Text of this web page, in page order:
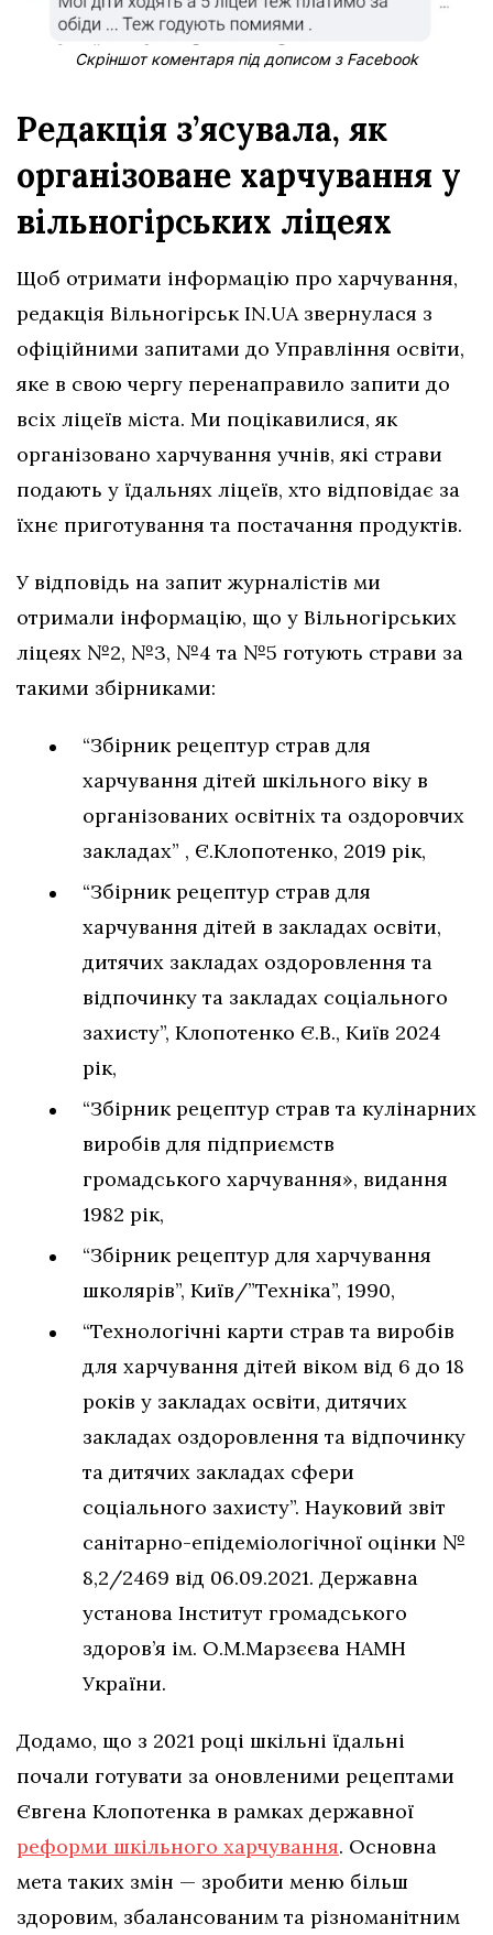
Скріншот коментаря під дописом з Facebook
Редакція з’ясувала, як
організоване харчування у
вільногірських ліцеях
Щоб отримати інформацію про харчування,
редакція Вільногірськ IN.UA звернулася з
офіційними запитами до Управління освіти,
яке в свою чергу перенаправило запити до
всіх ліцеїв міста. Ми поцікавилися, як
організовано харчування учнів, які страви
подають у їдальнях ліцеїв, хто відповідає за
їхнє приготування та постачання продуктів.
У відповідь на запит журналістів ми
отримали інформацію, що у Вільногірських
ліцеях №2, №3, №4 та №5 готують страви за
такими збірниками:
“Збірник рецептур страв для
харчування дітей шкільного віку в
організованих освітніх та оздоровчих
закладах” , Є.Клопотенко, 2019 рік,
“Збірник рецептур страв для
харчування дітей в закладах освіти,
дитячих закладах оздоровлення та
відпочинку та закладах соціального
захисту”, Клопотенко Є.В., Київ 2024
рік,
“Збірник рецептур страв та кулінарних
виробів для підприємств
громадського харчування», видання
1982 рік,
“Збірник рецептур для харчування
школярів”, Київ/”Техніка”, 1990,
“Технологічні карти страв та виробів
для харчування дітей віком від 6 до 18
років у закладах освіти, дитячих
закладах оздоровлення та відпочинку
та дитячих закладах сфери
соціального захисту”. Науковий звіт
санітарно-епідеміологічної оцінки №
8,2/2469 від 06.09.2021. Державна
установа Інститут громадського
здоров’я ім. О.М.Марзєєва НАМН
України.
Додамо, що з 2021 році шкільні їдальні
почали готувати за оновленими рецептами
Євгена Клопотенка в рамках державної
реформи шкільного харчування. Основна
мета таких змін — зробити меню більш
здоровим, збалансованим та різноманітним